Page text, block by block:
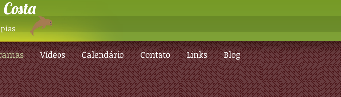
Vídeos Calendário Contato Links Blog